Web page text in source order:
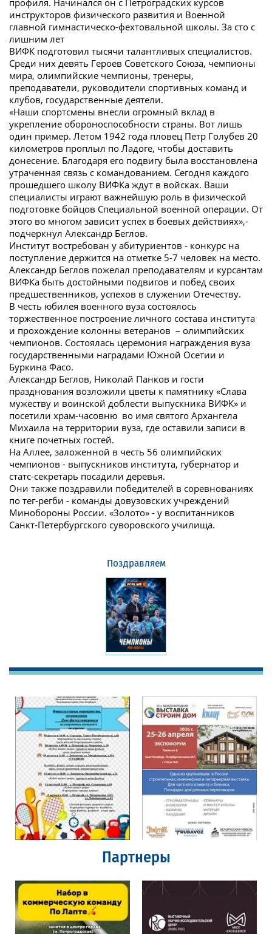
инструкторов физического развития и Военной
главной гимнастическо-фехтовальной школы. За сто с
лишним лет
ВИФК подготовил тысячи талантливых специалистов.
Среди них девять Героев Советского Союза, чемпионы
мира, олимпийские чемпионы, тренеры,
преподаватели, руководители спортивных команд и
клубов, государственные деятели.
«Наши спортсмены внесли огромный вклад в
укрепление обороноспособности страны. Вот лишь
один пример. Летом 1942 года пловец Петр Голубев 20
километров проплыл по Ладоге, чтобы доставить
донесение. Благодаря его подвигу была восстановлена
утраченная связь с командованием. Сегодня каждого
прошедшего школу ВИФКа ждут в войсках. Ваши
специалисты играют важнейшую роль в физической
подготовке бойцов Специальной военной операции. От
этого во многом зависит успех в боевых действиях»,-
подчеркнул Александр Беглов.
Институт востребован у абитуриентов - конкурс на
поступление держится на отметке 5-7 человек на место.
Александр Беглов пожелал преподавателям и курсантам
ВИФКа быть достойными подвигов и побед своих
предшественников, успехов в служении Отечеству.
В честь юбилея военного вуза состоялось
торжественное построение личного состава института
и прохождение колонны ветеранов – олимпийских
чемпионов. Состоялась церемония награждения вуза
государственными наградами Южной Осетии и
Буркина Фасо.
Александр Беглов, Николай Панков и гости
празднования возложили цветы к памятнику «Слава
мужеству и воинской доблести выпускника ВИФК» и
посетили храм-часовню во имя святого Архангела
Михаила на территории вуза, где оставили записи в
книге почетных гостей.
На Аллее, заложенной в честь 56 олимпийских
чемпионов - выпускников института, губернатор и
статс-секретарь посадили деревья.
Они также поздравили победителей в соревнованиях
по тег-регби - команды довузовских учреждений
Минобороны России. «Золото» - у воспитанников
Санкт-Петербургского суворовского училища.
Поздравляем
Партнеры